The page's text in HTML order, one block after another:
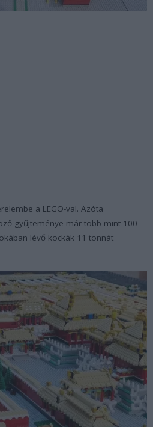
a LEGO-val. Azóta
gyűjteménye már több mint 100
lévő kockák 11 tonnát